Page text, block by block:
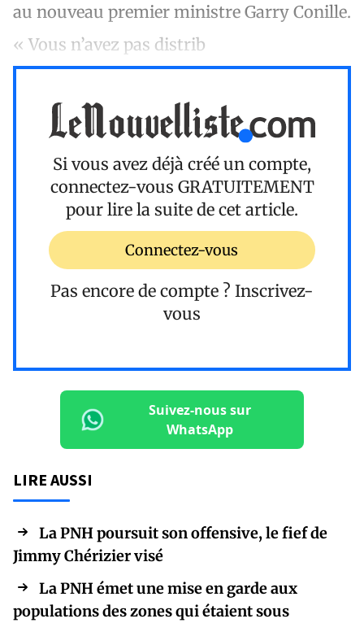
au nouveau premier ministre Garry Conille.
« Vous n’avez pas distrib
Si vous avez déjà créé un compte,
connectez-vous GRATUITEMENT
pour lire la suite de cet article.
Connectez-vous
Pas encore de compte ? Inscrivez-
vous
Suivez-nous sur
WhatsApp
LIRE AUSSI
La PNH poursuit son offensive, le fief de
Jimmy Chérizier visé
La PNH émet une mise en garde aux
populations des zones qui étaient sous